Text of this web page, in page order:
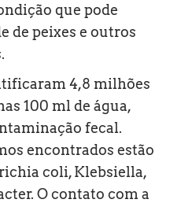
que pode
de peixes e outros
4,8 milhões
100 ml de água,
fecal.
encontrados estão
coli, Klebsiella,
O contato com a